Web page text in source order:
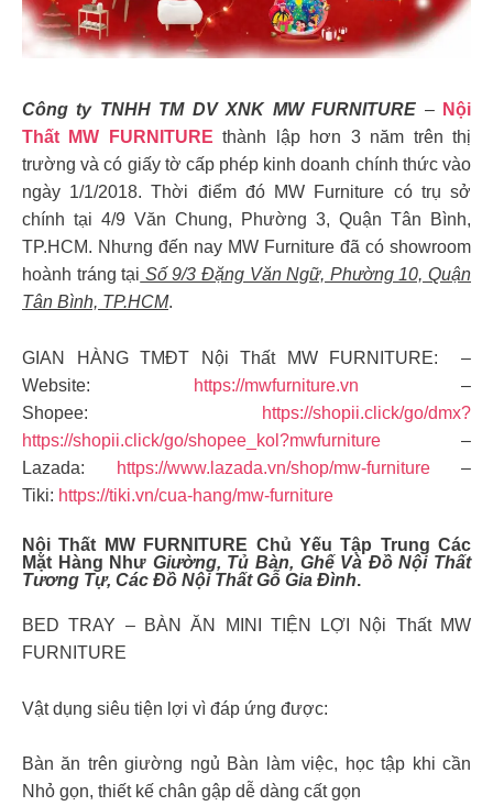
Công ty TNHH TM DV XNK MW FURNITURE – Nội
Thất MW FURNITUREthành lập hơn 3 năm trên thị
trường và có giấy tờ cấp phép kinh doanh chính thức vào
ngày 1/1/2018. Thời điểm đó MW Furniture có trụ sở
chính tại 4/9 Văn Chung, Phường 3, Quận Tân Bình,
TP.HCM. Nhưng đến nay MW Furniture đã có showroom
hoành tráng tại Số 9/3 Đặng Văn Ngữ, Phường 10, Quận
Tân Bình, TP.HCM.
GIAN HÀNG TMĐT Nội Thất MW FURNITURE: –
Website:
https://mwfurniture.vn –
Shopee:
https://shopii.click/go/dmx?
https://shopii.click/go/shopee_kol?mwfurniture –
Lazada:
https://www.lazada.vn/shop/mw-furniture–
Tiki: https://tiki.vn/cua-hang/mw-furniture
Nội Thất MW FURNITURE Chủ Yếu Tập Trung Các
Mặt Hàng Như Giường, Tủ Bàn, Ghế Và Đồ Nội Thất
Tương Tự, Các Đồ Nội Thất Gỗ Gia Đình.
BED TRAY – BÀN ĂN MINI TIỆN LỢI Nội Thất MW
FURNITURE
Vật dụng siêu tiện lợi vì đáp ứng được:
Bàn ăn trên giường ngủ Bàn làm việc, học tập khi cần
Nhỏ gọn, thiết kế chân gập dễ dàng cất gọn